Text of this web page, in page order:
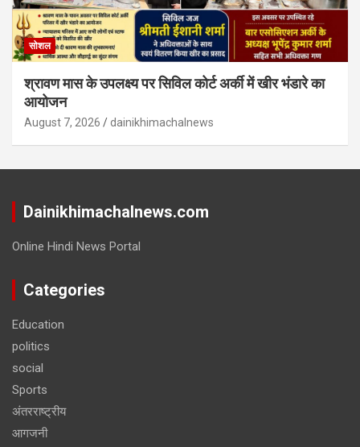
सोशल
श्रावण मास के उपलक्ष्य पर सिविल कोर्ट अर्की में खीर भंडारे का
आयोजन
August 7, 2026 dainikhimachalnews
Dainikhimachalnews.com
Online Hindi News Portal
Categories
Education
politics
social
Sports
अंतरराष्ट्रीय
आगजनी